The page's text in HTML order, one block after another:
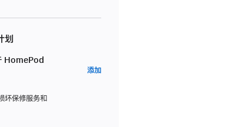
HomePod
坏保修服务和
添加AppleCare+